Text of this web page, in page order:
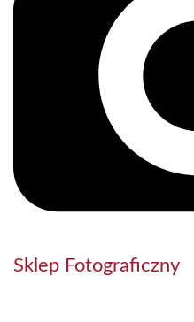
Sklep Fotograficzny